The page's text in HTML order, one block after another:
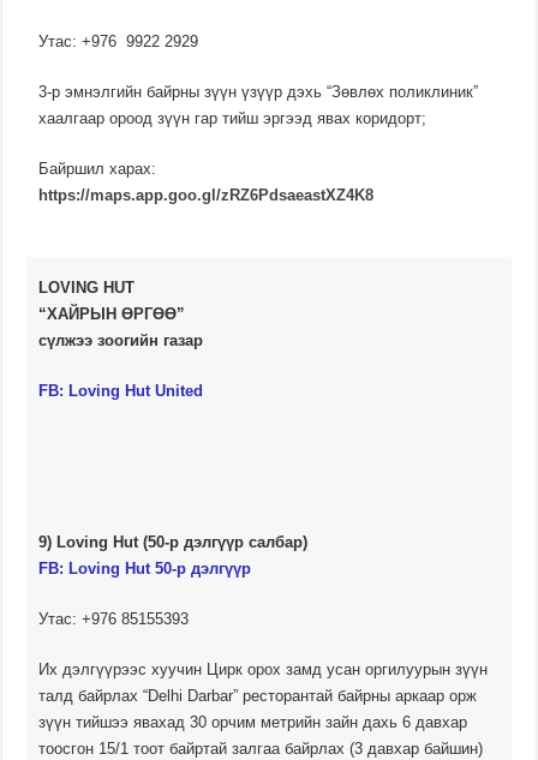
Утас: +976 9922 2929
3-р эмнэлгийн байрны зүүн үзүүр дэхь “Зөвлөх поликлиник”
хаалгаар ороод зүүн гар тийш эргээд явах коридорт;
Байршил харах:
https://maps.app.goo.gl/zRZ6PdsaeastXZ4K8
LOVING HUT
“ХАЙРЫН ӨРГӨӨ”
сүлжээ зоогийн газар
FB: Loving Hut United
9) Loving Hut (50-р дэлгүүр салбар)
FB: Loving Hut 50-р дэлгүүр
Утас: +976 85155393
Их дэлгүүрээс хуучин Цирк орох замд усан оргилуурын зүүн
талд байрлах “Delhi Darbar” ресторантай байрны аркаар орж
зүүн тийшээ явахад 30 орчим метрийн зайн дахь 6 давхар
тоосгон 15/1 тоот байртай залгаа байрлах (3 давхар байшин)